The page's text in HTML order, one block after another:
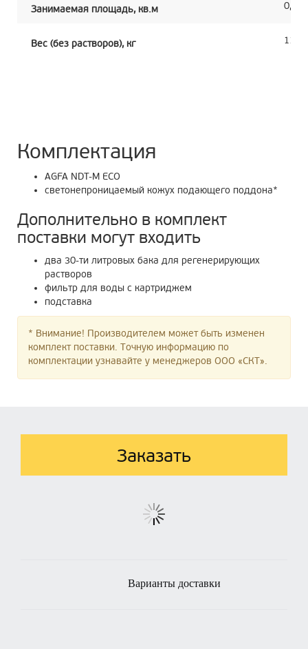
Занимаемая площадь, кв.м 0,56
Вес (без растворов), кг 117
Комплектация
AGFA NDT-M ECO
светонепроницаемый кожух подающего поддона*
Дополнительно в комплект
поставки могут входить
два 30-ти литровых бака для регенерирующих
растворов
фильтр для воды с картриджем
подставка
* Внимание! Производителем может быть изменен
комплект поставки. Точную информацию по
комплектации узнавайте у менеджеров ООО «СКТ».
Заказать
Варианты доставки